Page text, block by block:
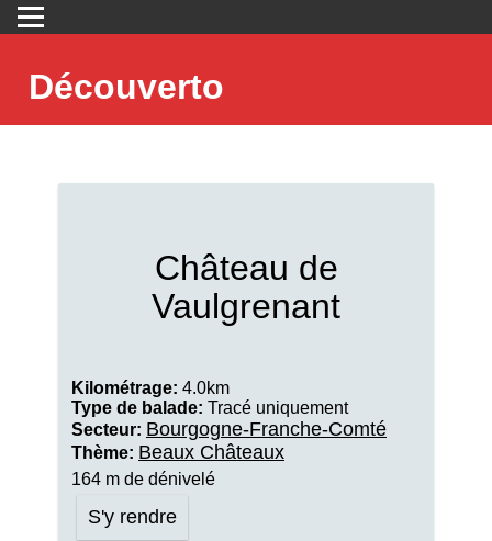
Découverto
Château de
Vaulgrenant
Kilométrage: 4.0km
Type de balade: Tracé uniquement
Secteur: Bourgogne-Franche-Comté
Thème: Beaux Châteaux
164 m de dénivelé
S'y rendre